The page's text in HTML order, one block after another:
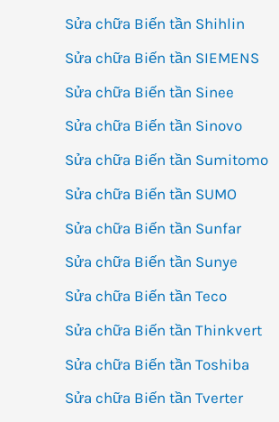
Sửa chữa Biến tần Shihlin
Sửa chữa Biến tần SIEMENS
Sửa chữa Biến tần Sinee
Sửa chữa Biến tần Sinovo
Sửa chữa Biến tần Sumitomo
Sửa chữa Biến tần SUMO
Sửa chữa Biến tần Sunfar
Sửa chữa Biến tần Sunye
Sửa chữa Biến tần Teco
Sửa chữa Biến tần Thinkvert
Sửa chữa Biến tần Toshiba
Sửa chữa Biến tần Tverter